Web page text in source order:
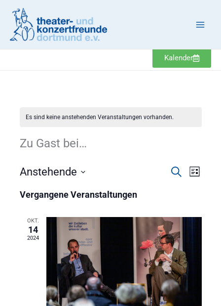
Inhalt
springen
Kalender
Es sind keine anstehenden Veranstaltungen vorhanden.
Zu Gast bei…
Suche
Suche
Liste
Anstehende
wählen.
Vergangene Veranstaltungen
OKT.
14
2024